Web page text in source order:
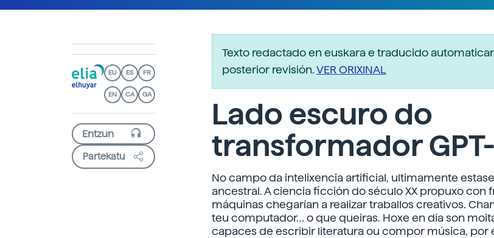
EU ES FR
EN CA GA
Partekatu
Texto redactado en euskara e traducido
posterior revisión.VER ORIXINAL
Lado escuro do
transformador
Nocampo da intelixencia artificial, ultimamente
ancestral. A ciencia ficción do século XX propuxo con
máquinas chegarían a realizar traballos creativos.
teu computador… o que queiras. Hoxe en día son
capaces de escribir literatura ou compor música, por